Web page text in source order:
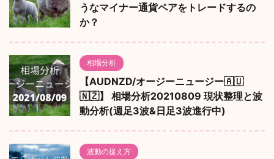
うなマイナー通貨ペアをトレードするの
か？
相場分析
【AUDNZD/オージーニュージー🇦🇺
🇳🇿】 相場分析20210809 現状整理と波
動分析(週足3波&日足3波進行中)
波動の捉え方